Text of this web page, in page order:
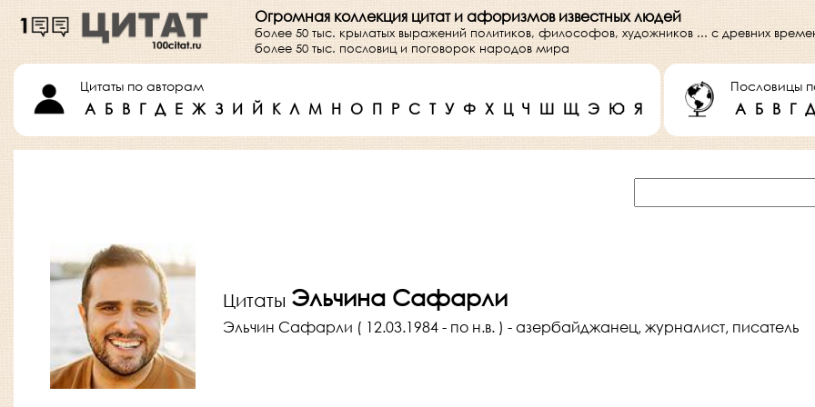
Огромная коллекция цитат и афоризмов известных людей
более 50 тыс. крылатых выражений политиков, философов, художников ... с древних
более 50 тыс. пословиц и поговорок народов мира
Цитаты по авторам
А Б В Г Д Е Ж З И Й К Л М Н О П Р С Т У Ф Х Ц Ч Ш Щ Э Ю Я
Пословицы
А Б В Г Д
Цитаты Эльчина Сафарли
Эльчин Сафарли ( 12.03.1984 - по н.в. ) - азербайджанец, журналист, писатель